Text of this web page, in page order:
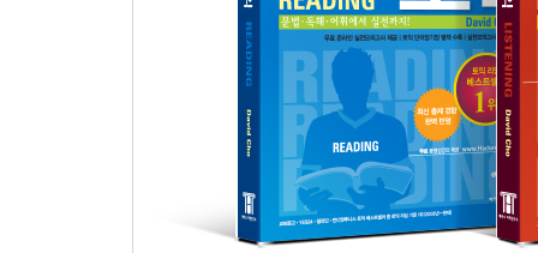
Chapter 09 짝을 이루는 표현
Section 3 유사의미어
Chapter 10 유사의미 동사
Chapter 11 유사의미 명사
Chapter 12 유사의미 형용사·부사
[READING - Part VII]